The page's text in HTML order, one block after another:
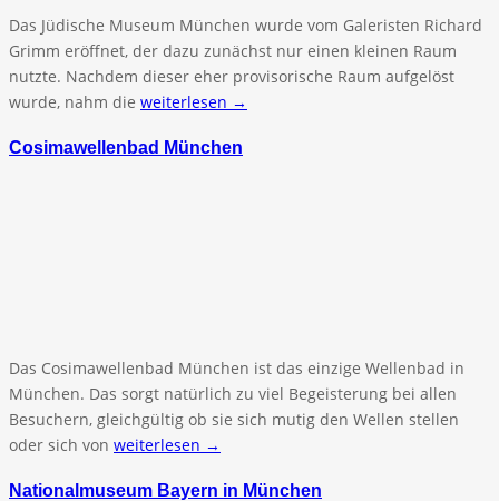
Das Jüdische Museum München wurde vom Galeristen Richard
Grimm eröffnet, der dazu zunächst nur einen kleinen Raum
nutzte. Nachdem dieser eher provisorische Raum aufgelöst
wurde, nahm die weiterlesen →
Cosimawellenbad München
Das Cosimawellenbad München ist das einzige Wellenbad in
München. Das sorgt natürlich zu viel Begeisterung bei allen
Besuchern, gleichgültig ob sie sich mutig den Wellen stellen
oder sich von weiterlesen →
Nationalmuseum Bayern in München